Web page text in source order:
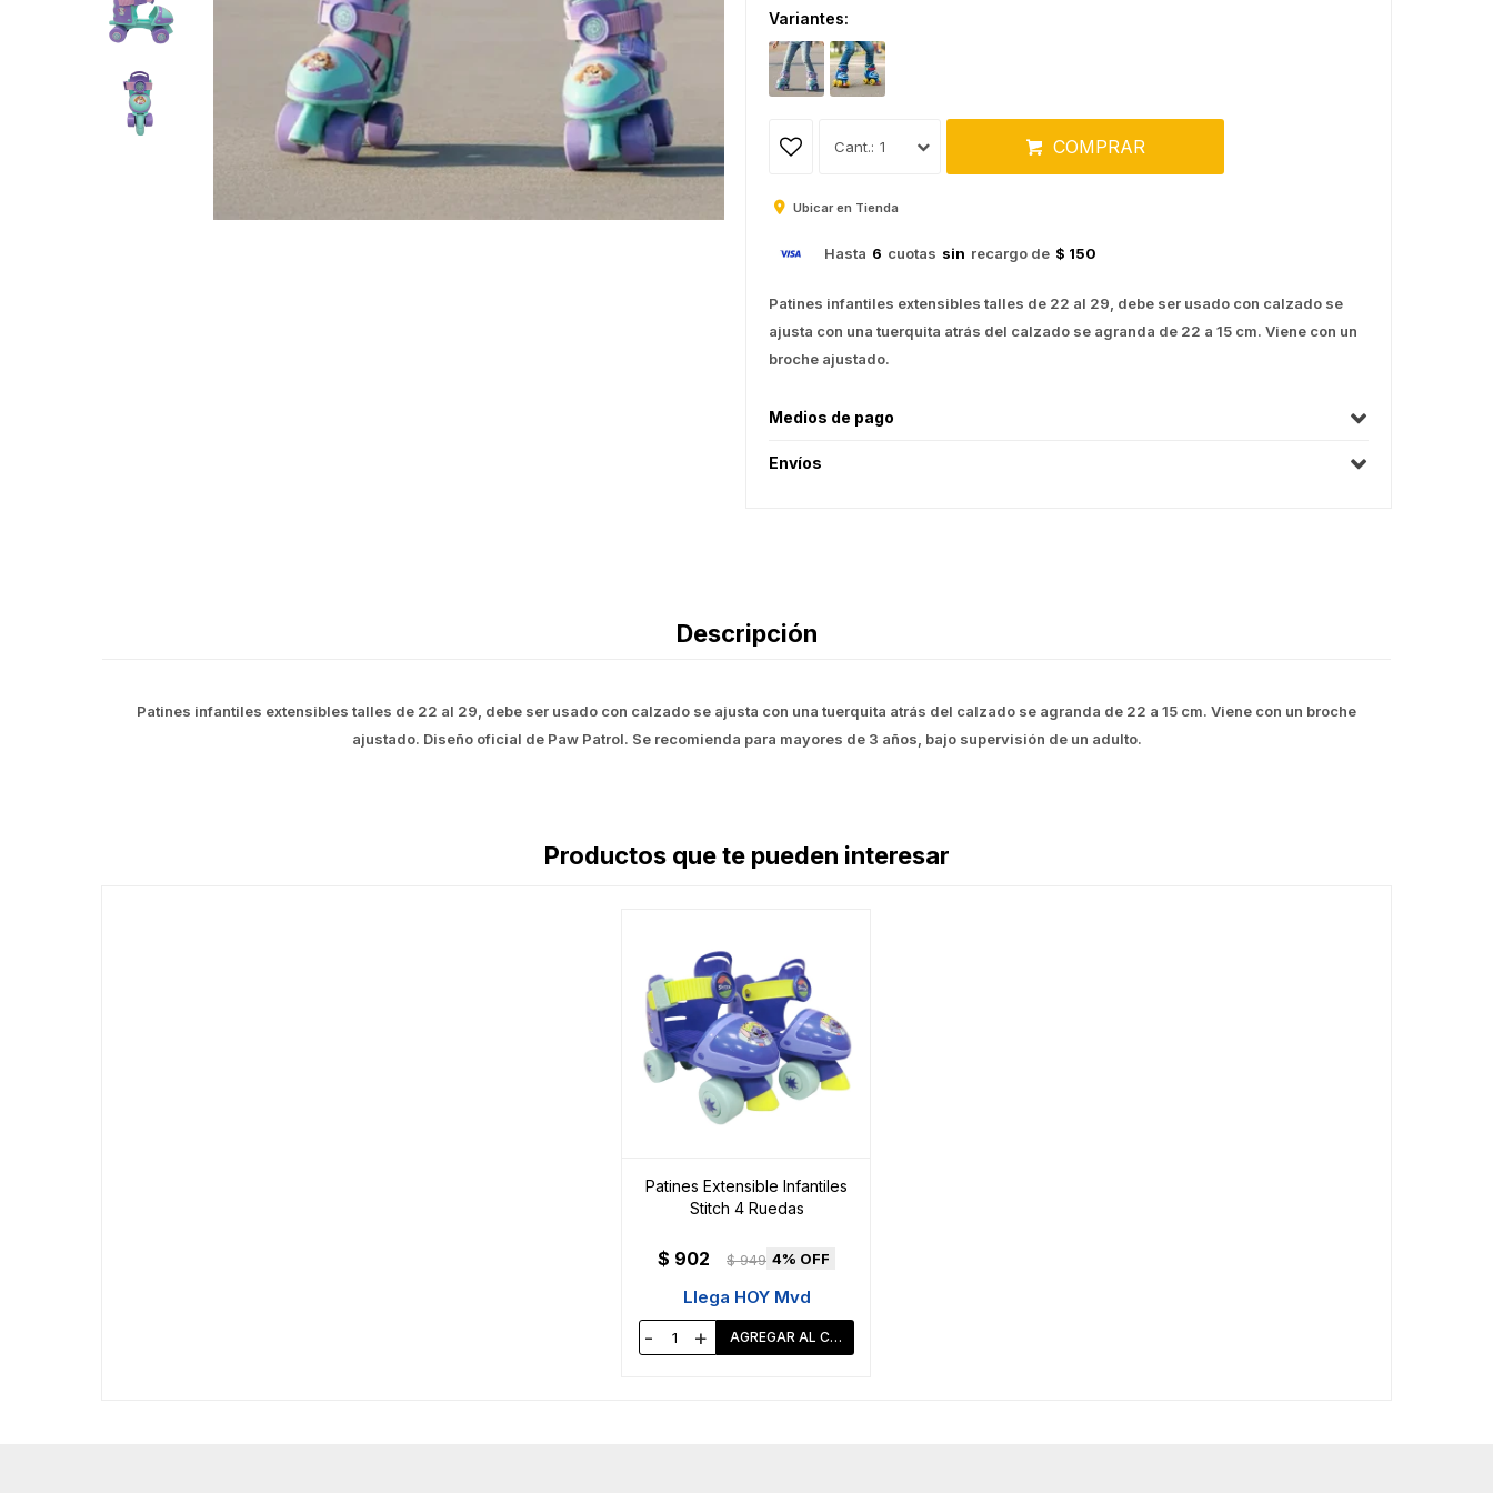
Variantes:
1 COMPRAR
Ubicar en Tienda
Hasta 6 cuotas sin recargo de $ 150
Patines infantiles extensibles talles de 22 al 29, debe ser usado con calzado se
ajusta con una tuerquita atrás del calzado se agranda de 22 a 15 cm. Viene con un
broche ajustado.
Medios de pago
Envíos
Descripción
Patines infantiles extensibles talles de 22 al 29, debe ser usado con calzado se ajusta con una tuerquita atrás del calzado se agranda de 22 a 15 cm. Viene con un broche
ajustado. Diseño oficial de Paw Patrol. Se recomienda para mayores de 3 años, bajo supervisión de un adulto.
Productos que te pueden interesar
Patines Extensible Infantiles
Stitch 4 Ruedas
$ 902 $ 949 4
Llega HOY Mvd
- +